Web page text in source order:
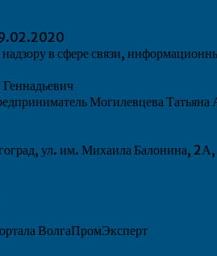
в сфере связи,
Могилевцева Татьяна
ул. им. Михаила Балонина,
ВолгаПромЭксперт